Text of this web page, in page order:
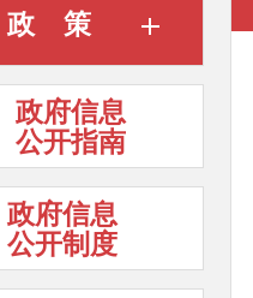
政 策
政府信息
公开指南
政府信息
公开制度